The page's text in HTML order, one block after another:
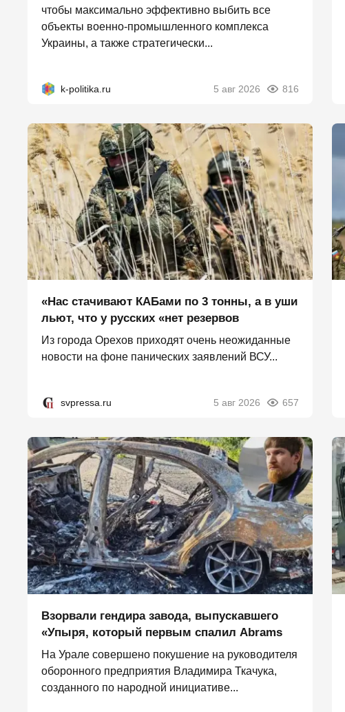
чтобы максимально эффективно выбить все
объекты военно-промышленного комплекса
Украины, а также стратегически...
k-politika.ru 5 авг 2026 816
«Нас стачивают КАБами по 3 тонны, а в уши
льют, что у русских «нет резервов
Из города Орехов приходят очень неожиданные
новости на фоне панических заявлений ВСУ...
svpressa.ru 5 авг 2026 657
Взорвали гендира завода, выпускавшего
«Упыря, который первым спалил Abrams
На Урале совершено покушение на руководителя
оборонного предприятия Владимира Ткачука,
созданного по народной инициативе...